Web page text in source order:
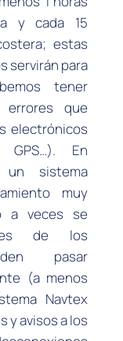
y cada 15
estas
servirán para
tener
que
electrónicos
GPS…). En
sistema
muy
a veces se
de los
pasar
(a menos
Navtex
y avisos a los